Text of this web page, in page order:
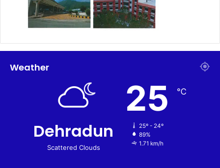
Weather
Dehradun
Scattered Clouds
25 ℃
25º - 24º
89%
1.71 km/h